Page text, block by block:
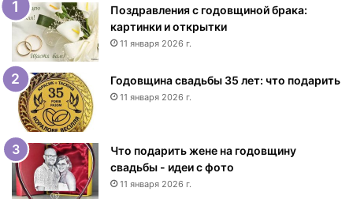
к
и
Д
н
е
м
о
ж
д
е
Поздравления с годовщиной брака:
картинки и открытки
11 января 2026 г.
Годовщина свадьбы 35 лет: что подарить
11 января 2026 г.
Что подарить жене на годовщину
свадьбы - идеи с фото
11 января 2026 г.